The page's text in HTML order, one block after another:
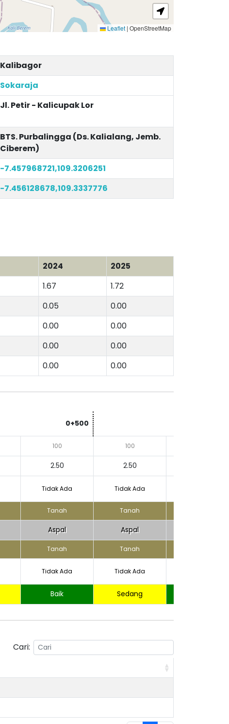
Leaflet | OpenStreetMap
Kalibagor
Sokaraja
Jl. Petir - Kalicupak Lor
BTS. Purbalingga (Ds. Kalialang, Jemb.
Ciberem)
-7.457968721,109.3206251
-7.456128678,109.3337776
2024
2025
1.67
1.72
0.05
0.00
0.00
0.00
0.00
0.00
0.00 0.00
0+500
100 100
2.50 2.50
Tidak Ada Tidak Ada
Tanah Tanah
Aspal Aspal
Tanah Tanah
Tidak Ada Tidak Ada
Baik Sedang
Cari: